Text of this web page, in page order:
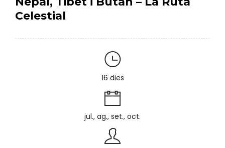
Celestial
16 dies
jul., ag., set., oct.